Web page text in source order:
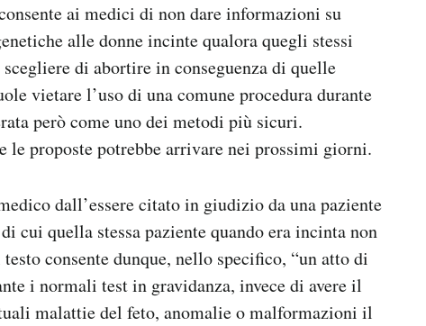
ai medici di non dare informazioni su
alle donne incinte qualora quegli stessi
di abortire in conseguenza di quelle
vietare l’uso di una comune procedura durante
però come uno dei metodi più sicuri.
le proposte potrebbe arrivare nei prossimi giorni.
dall’essere citato in giudizio da una paziente
cui quella stessa paziente quando era incinta non
consente dunque, nello specifico, “un atto di
i normali test in gravidanza, invece di avere il
malattie del feto, anomalie o malformazioni il